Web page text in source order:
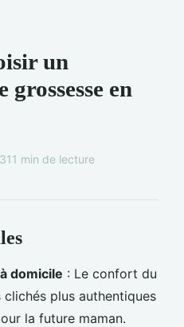
un
en
11 min de lecture
domicile : Le confort du
plus authentiques
la future maman.